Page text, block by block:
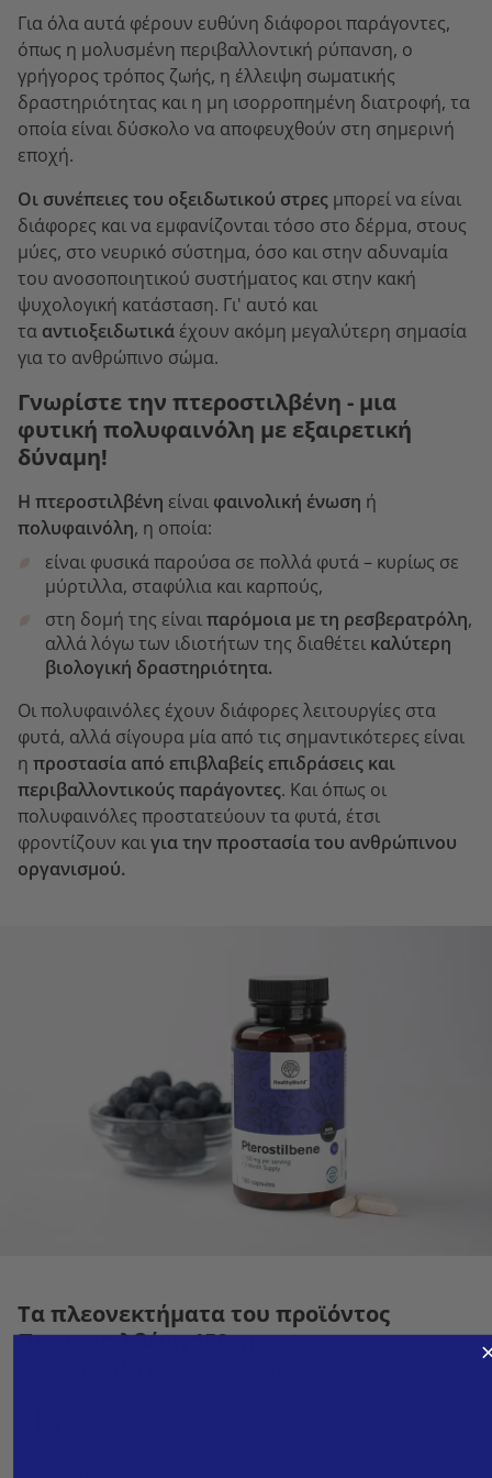
Για όλα αυτά φέρουν ευθύνη διάφοροι παράγοντες,
όπως η μολυσμένη περιβαλλοντική ρύπανση, ο
γρήγορος τρόπος ζωής, η έλλειψη σωματικής
δραστηριότητας και η μη ισορροπημένη διατροφή, τα
οποία είναι δύσκολο να αποφευχθούν στη σημερινή
εποχή.
Οι συνέπειες του οξειδωτικού στρες μπορεί να είναι
διάφορες και να εμφανίζονται τόσο στο δέρμα, στους
μύες, στο νευρικό σύστημα, όσο και στην αδυναμία
του ανοσοποιητικού συστήματος και στην κακή
ψυχολογική κατάσταση. Γι' αυτό και
τα αντιοξειδωτικά έχουν ακόμη μεγαλύτερη σημασία
για το ανθρώπινο σώμα.
Γνωρίστε την πτεροστιλβένη - μια
φυτική πολυφαινόλη με εξαιρετική
δύναμη!
Η πτεροστιλβένη είναι φαινολική ένωση ή
πολυφαινόλη, η οποία:
είναι φυσικά παρούσα σε πολλά φυτά – κυρίως σε
μύρτιλλα, σταφύλια και καρπούς,
στη δομή της είναιπαρόμοια με τη ρεσβερατρόλη,
αλλά λόγω των ιδιοτήτων της διαθέτει καλύτερη
βιολογική δραστηριότητα.
Οι πολυφαινόλες έχουν διάφορες λειτουργίες στα
φυτά, αλλά σίγουρα μία από τις σημαντικότερες είναι
η προστασία από επιβλαβείς επιδράσεις και
περιβαλλοντικούς παράγοντες. Και όπως οι
πολυφαινόλες προστατεύουν τα φυτά, έτσι
φροντίζουν καιγια την προστασία του ανθρώπινου
οργανισμού.
Τα πλεονεκτήματα του προϊόντος
Πτεροστιλβένη 150 mg: